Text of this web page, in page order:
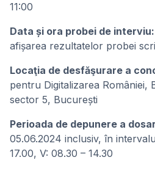
11:00
Data și ora probei de interviu:
afișarea rezultatelor probei
Locaţia de desfăşurare a
pentru Digitalizarea României,
sector 5, București
Perioada de depunere a
05.06.2024 inclusiv, în
17.00, V: 08.30 – 14.30